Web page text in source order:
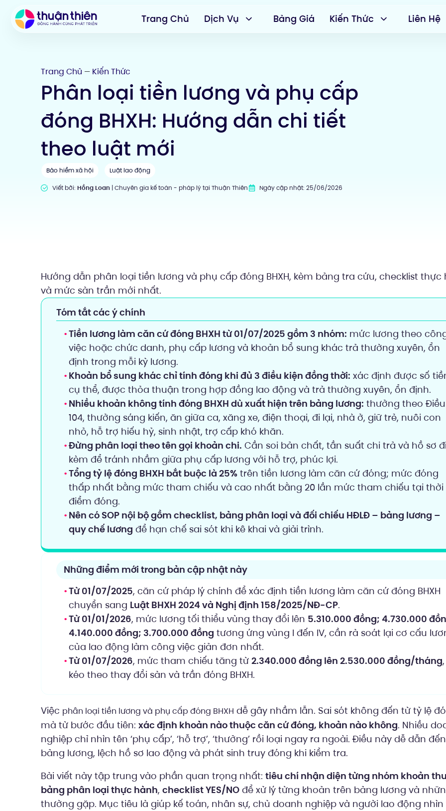
Trang Chủ Dịch Vụ Bảng Giá Kiến Thức Liên Hệ
Trang Chủ — Kiến Thức
Phân loại tiền lương và phụ cấp
đóng BHXH: Hướng dẫn chi tiết
theo luật mới
Bảo hiểm xã hội Luật lao động
Viết bởi: Hồng Loan| Chuyên gia kế toán - pháp lý tại Thuận Thiên Ngày cập nhật: 25/06/2026
Hướng dẫn phân loại tiền lương và phụ cấp đóng BHXH, kèm bảng tra cứu, checklist thực
và mức sàn trần mới nhất.
Tóm tắt các ý chính
Tiền lương làm căn cứ đóng BHXH từ 01/07/2025 gồm 3 nhóm: mức lương theo
việc hoặc chức danh, phụ cấp lương và khoản bổ sung khác trả thường xuyên, ổn
định trong mỗi kỳ lương.
Khoản bổ sung khác chỉ tính đóng khi đủ 3 điều kiện đồng thời: xác định được số
cụ thể, được thỏa thuận trong hợp đồng lao động và trả thường xuyên, ổn định.
Nhiều khoản không tính đóng BHXH dù xuất hiện trên bảng lương: thưởng theo Điều
104, thưởng sáng kiến, ăn giữa ca, xăng xe, điện thoại, đi lại, nhà ở, giữ trẻ, nuôi con
nhỏ, hỗ trợ hiếu hỷ, sinh nhật, trợ cấp khó khăn.
Đừng phân loại theo tên gọi khoản chi. Cần soi bản chất, tần suất chi trả và hồ sơ
kèm để tránh nhầm giữa phụ cấp lương với hỗ trợ, phúc lợi.
Tổng tỷ lệ đóng BHXH bắt buộc là 25% trên tiền lương làm căn cứ đóng; mức đóng
thấp nhất bằng mức tham chiếu và cao nhất bằng 20 lần mức tham chiếu tại thời
điểm đóng.
Nên có SOP nội bộ gồm checklist, bảng phân loại và đối chiếu HĐLĐ – bảng lương –
quy chế lương để hạn chế sai sót khi kê khai và giải trình.
Những điểm mới trong bản cập nhật này
Từ 01/07/2025, căn cứ pháp lý chính để xác định tiền lương làm căn cứ đóng BHXH
chuyển sang Luật BHXH 2024 và Nghị định 158/2025/NĐ-CP.
Từ 01/01/2026, mức lương tối thiểu vùng thay đổi lên 5.310.000 đồng; 4.730.000
4.140.000 đồng; 3.700.000 đồng tương ứng vùng I đến IV, cần rà soát lại cơ cấu
của lao động làm công việc giản đơn nhất.
Từ 01/07/2026, mức tham chiếu tăng từ 2.340.000 đồng lên 2.530.000 đồng/tháng,
kéo theo thay đổi sàn và trần đóng BHXH.
Việc phân loại tiền lương và phụ cấp đóng BHXH dễ gây nhầm lẫn. Sai sót không đến từ tỷ lệ
mà từ bước đầu tiên: xác định khoản nào thuộc căn cứ đóng, khoản nào không. Nhiều
nghiệp chỉ nhìn tên ‘phụ cấp’, ‘hỗ trợ’, ‘thưởng’ rồi loại ngay ra ngoài. Điều này dễ dẫn
bảng lương, lệch hồ sơ lao động và phát sinh truy đóng khi kiểm tra.
Bài viết này tập trung vào phần quan trọng nhất: tiêu chí nhận diện từng nhóm khoản
bảng phân loại thực hành, checklist YES/NO để xử lý từng khoản trên bảng lương và
thường gặp. Mục tiêu là giúp kế toán, nhân sự, chủ doanh nghiệp và người lao động nhìn